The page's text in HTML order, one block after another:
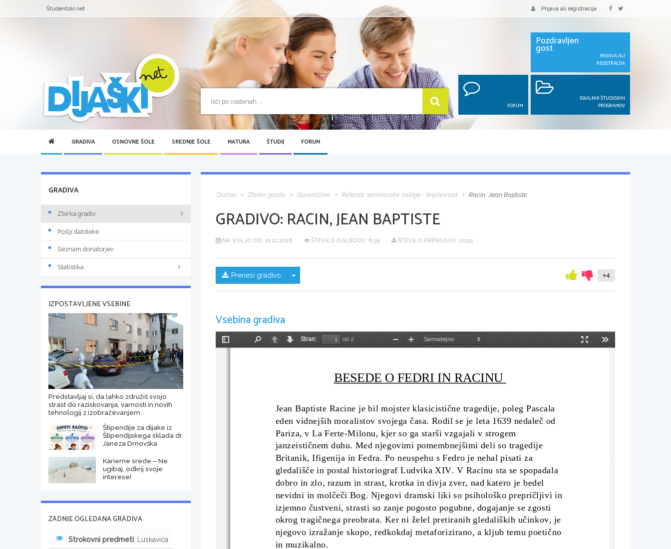
Študentski.net Prijava ali registracija
Pozdravljen
gost
PRIJAVA ALI
REGISTRACIJA
FORUM
ISKALNIK ŠTUDIJSKIH
PROGRAMOV
GRADIVA OSNOVNE ŠOLE SREDNJE ŠOLE MATURA ŠTUDIJ FORUM
Domov Zbirka gradiv Slovenščina Referati, seminarske naloge - književnost Racin, Jean Baptiste
GRADIVO: RACIN, JEAN BAPTISTE
NA VOLJO OD: 21.12.2018 ŠTEVILO OGLEDOV: 639 ŠTEVILO PRENOSOV: 1095
Prenesi gradivo Skrij/prikaži meni +4
Vsebina gradiva
Preklopi
NazajNaprej
Stran:
od 2
Način
PomanjšajPovečaj
BESEDE O FEDRI IN RACINU
Jean Baptiste Racine je bil mojster klasicistične tragedije, poleg Pascala
eden vidnejših moralistov svojega časa. Rodil se je leta 1639 nedaleč od
Pariza, v La Ferte-Milonu, kjer so ga starši vzgajali v strogem
janzeističnem duhu. Med njegovimi pomembnejšimi deli so tragedije
Britanik, Ifigenija in Fedra. Po neuspehu s Fedro je nehal pisati za
gledališče in postal historiograf Ludvika XIV. V Racinu sta se spopadala
dobro in zlo, razum in strast, krotka in divja zver, nad katero je bedel
nevidni in molčeči Bog. Njegovi dramski liki so psihološko prepričljivi in
izjemno čustveni, strasti so zanje pogosto pogubne, dogajanje se zgosti
okrog tragičnega preobrata. Ker ni želel pretiranih gledaliških učinkov, je
njegovo izražanje skopo, redkokdaj metaforizirano, a kljub temu poetično
in muzikalno.
GRADIVA
Zbirka gradiv
Pošlji datoteke
Seznam donatorjev
Statistika
IZPOSTAVLJENE VSEBINE
Predstavljaj si, da lahko združiš svojo
strast do raziskovanja, varnosti in novih
tehnologij z izobraževanjem
Štipendije za dijake iz
Štipendijskega sklada dr.
Janeza Drnovška
Karierne srede – Ne
ugibaj, odkrij svoje
interese!
ZADNJE OGLEDANA GRADIVA
Strokovni predmeti: Luskavica